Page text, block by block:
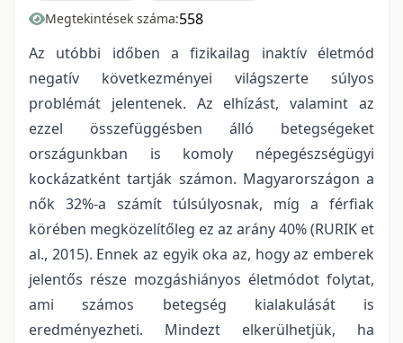
Megtekintések száma:558
Az utóbbi időben a fizikailag inaktív életmód
negatív következményei világszerte súlyos
problémát jelentenek. Az elhízást, valamint az
ezzel összefüggésben álló betegségeket
országunkban is komoly népegészségügyi
kockázatként tartják számon. Magyarországon a
nők 32%-a számít túlsúlyosnak, míg a férfiak
körében megközelítőleg ez az arány 40% (RURIK et
al., 2015). Ennek az egyik oka az, hogy az emberek
jelentős része mozgáshiányos életmódot folytat,
ami számos betegség kialakulását is
eredményezheti. Mindezt elkerülhetjük, ha